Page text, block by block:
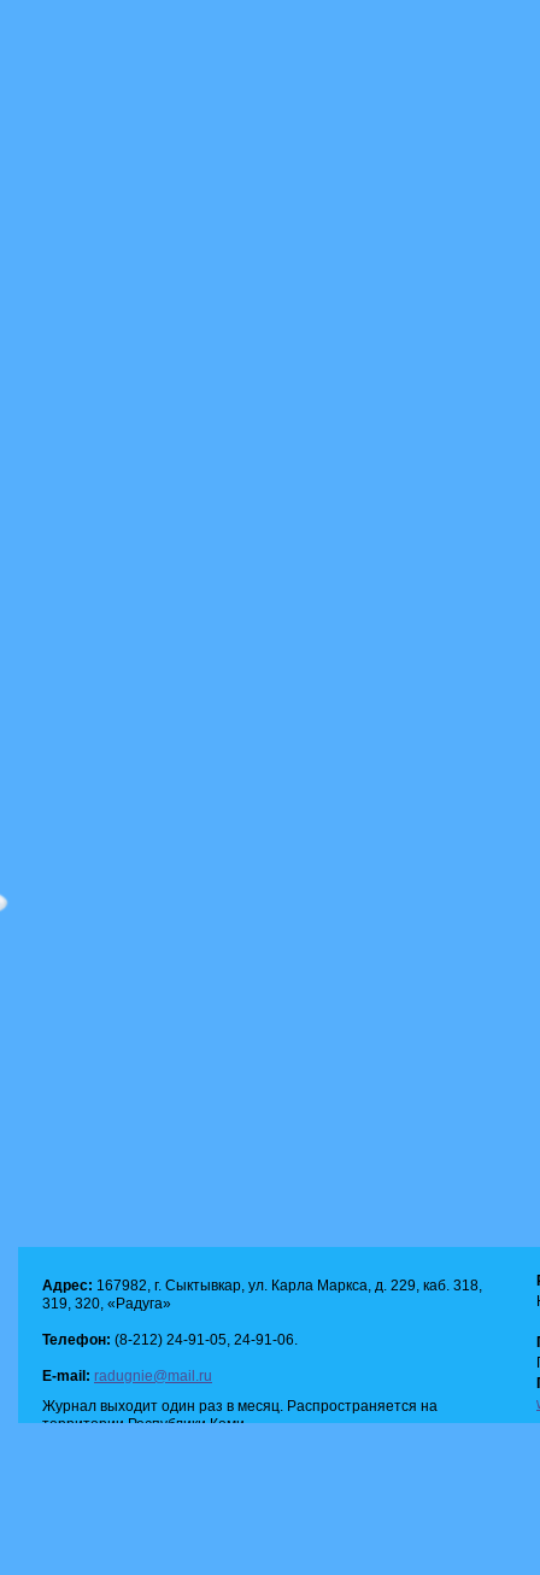
Адрес: 167982, г. Сыктывкар, ул. Карла Маркса, д. 229, каб. 318,
319, 320, «Радуга»
Телефон: (8-212) 24-91-05, 24-91-06.
E-mail: radugnie@mail.ru
Журнал выходит один раз в месяц. Распространяется на
территории Республики Коми.